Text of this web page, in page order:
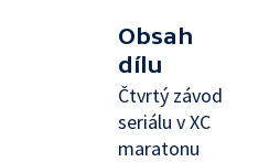
Obsah
dílu
Čtvrtý závod
seriálu v XC
maratonu